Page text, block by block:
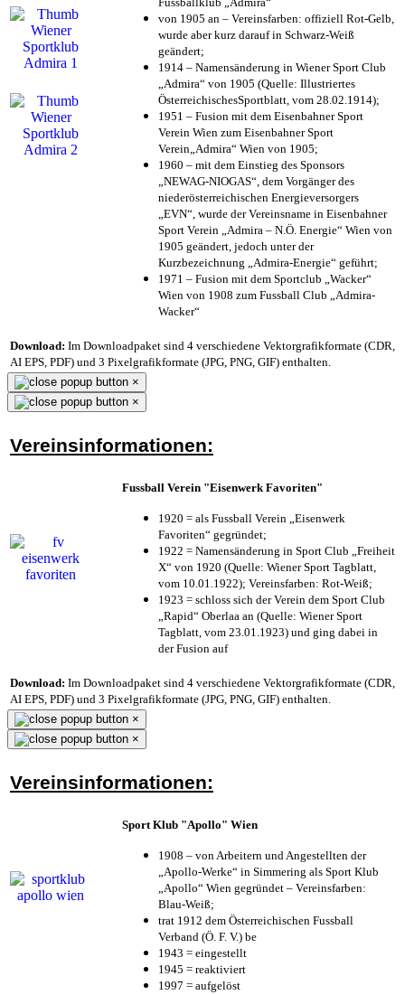
von 1905 an – Vereinsfarben: offiziell Rot-Gelb,
wurde aber kurz darauf in Schwarz-Weiß
geändert;
1914 – Namensänderung in Wiener Sport Club
„Admira“ von 1905 (Quelle: Illustriertes
ÖsterreichischesSportblatt, vom 28.02.1914);
1951 – Fusion mit dem Eisenbahner Sport
Verein Wien zum Eisenbahner Sport
Verein„Admira“ Wien von 1905;
1960 – mit dem Einstieg des Sponsors
„NEWAG-NIOGAS“, dem Vorgänger des
niederösterreichischen Energieversorgers
„EVN“, wurde der Vereinsname in Eisenbahner
Sport Verein „Admira – N.Ö. Energie“ Wien von
1905 geändert, jedoch unter der
Kurzbezeichnung „Admira-Energie“ geführt;
1971 – Fusion mit dem Sportclub „Wacker“
Wien von 1908 zum Fussball Club „Admira-
Wacker“
Download: Im Downloadpaket sind 4 verschiedene Vektorgrafikformate (CDR,
AI EPS, PDF) und 3 Pixelgrafikformate (JPG, PNG, GIF) enthalten.
×
×
Vereinsinformationen:
Fussball Verein "Eisenwerk Favoriten"
1920 = als Fussball Verein „Eisenwerk
Favoriten“ gegründet;
1922 = Namensänderung in Sport Club „Freiheit
X“ von 1920 (Quelle: Wiener Sport Tagblatt,
vom 10.01.1922); Vereinsfarben: Rot-Weiß;
1923 = schloss sich der Verein dem Sport Club
„Rapid“ Oberlaa an (Quelle: Wiener Sport
Tagblatt, vom 23.01.1923) und ging dabei in
der Fusion auf
Download: Im Downloadpaket sind 4 verschiedene Vektorgrafikformate (CDR,
AI EPS, PDF) und 3 Pixelgrafikformate (JPG, PNG, GIF) enthalten.
×
×
Vereinsinformationen:
Sport Klub "Apollo" Wien
1908 – von Arbeitern und Angestellten der
„Apollo-Werke“ in Simmering als Sport Klub
„Apollo“ Wien gegründet – Vereinsfarben:
Blau-Weiß;
trat 1912 dem Österreichischen Fussball
Verband (Ö. F. V.) be
1943 = eingestellt
1945 = reaktiviert
1997 = aufgelöst